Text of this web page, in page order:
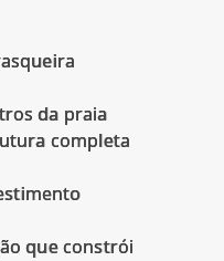
da praia
completa
que constrói